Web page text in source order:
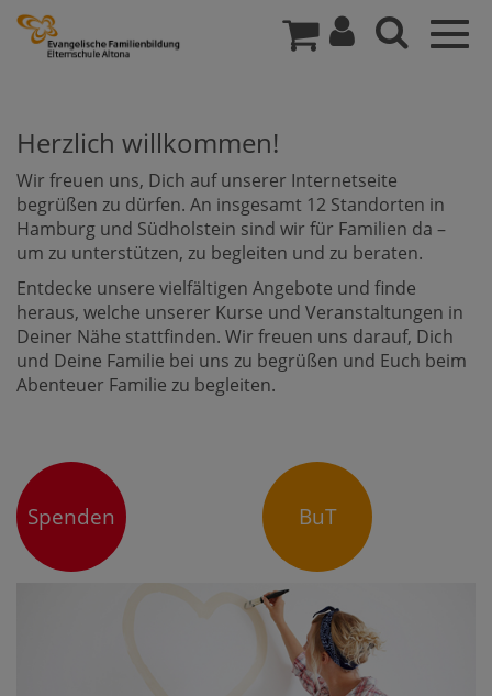
Herzlich willkommen!
Wir freuen uns, Dich auf unserer Internetseite
begrüßen zu dürfen. An insgesamt 12 Standorten in
Hamburg und Südholstein sind wir für Familien da –
um zu unterstützen, zu begleiten und zu beraten.
Entdecke unsere vielfältigen Angebote und finde
heraus, welche unserer Kurse und Veranstaltungen in
Deiner Nähe stattfinden. Wir freuen uns darauf, Dich
und Deine Familie bei uns zu begrüßen und Euch beim
Abenteuer Familie zu begleiten.
Spenden BuT